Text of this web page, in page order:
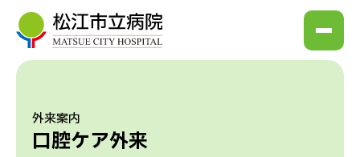
外来案内
口腔ケア外来